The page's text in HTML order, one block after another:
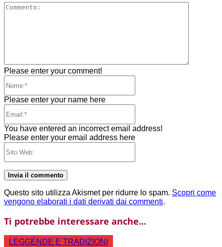
Please enter your comment!
Please enter your name here
You have entered an incorrect email address!
Please enter your email address here
Questo sito utilizza Akismet per ridurre lo spam. Scopri come
vengono elaborati i dati derivati dai commenti.
Ti potrebbe interessare anche...
LEGGENDE E TRADIZIONI